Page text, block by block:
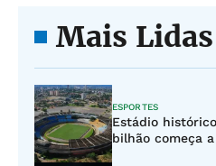
Mais Lidas
ESPORTES
Estádio
bilhão começa